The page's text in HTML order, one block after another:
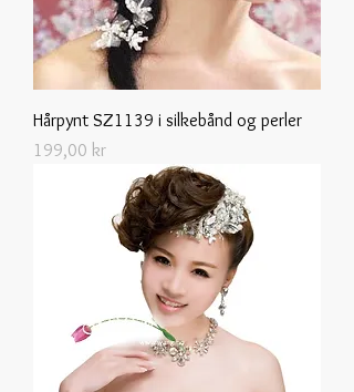
Hårpynt SZ1139 i silkebånd og perler
Pris
199,00 kr